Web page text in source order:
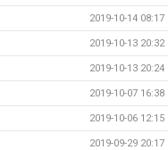
2019-10-14 08:17
2019-10-13 20:32
2019-10-13 20:24
2019-10-07 16:38
2019-10-06 12:15
2019-09-29 20:17